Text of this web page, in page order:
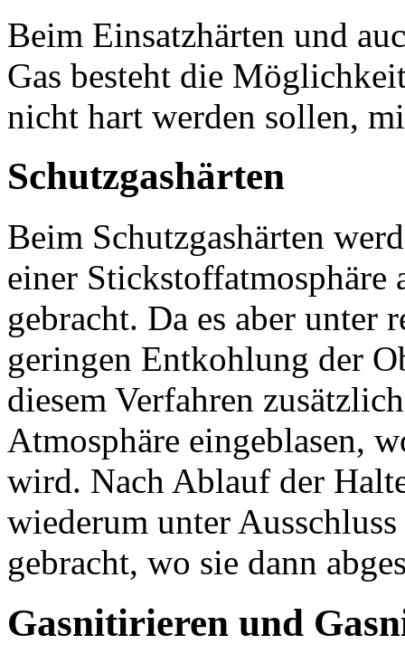
Beim Einsatzhärten und
Gas besteht die
nicht hart werden sollen,
Schutzgashärten
Beim Schutzgashärten
einer Stickstoffatmosphäre
gebracht. Da es aber unter
geringen Entkohlung der
diesem Verfahren
Atmosphäre eingeblasen,
wird. Nach Ablauf der
wiederum unter
gebracht, wo sie dann
Gasnitirieren und